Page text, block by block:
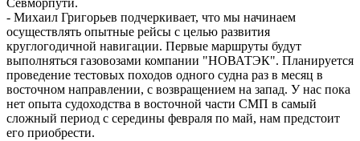
Севморпути.
- Михаил Григорьев подчеркивает, что мы начинаем
осуществлять опытные рейсы с целью развития
круглогодичной навигации. Первые маршруты будут
выполняться газовозами компании "НОВАТЭК". Планируется
проведение тестовых походов одного судна раз в месяц в
восточном направлении, с возвращением на запад. У нас пока
нет опыта судоходства в восточной части СМП в самый
сложный период с середины февраля по май, нам предстоит
его приобрести.